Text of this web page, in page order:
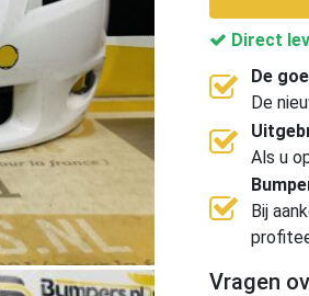
Direct
De
De
Als u
Bij
Vragen